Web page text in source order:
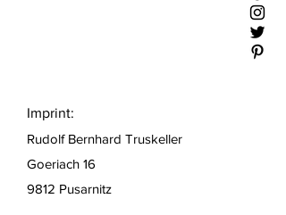
Imprint:
Rudolf Bernhard Truskeller
Goeriach 16
9812 Pusarnitz